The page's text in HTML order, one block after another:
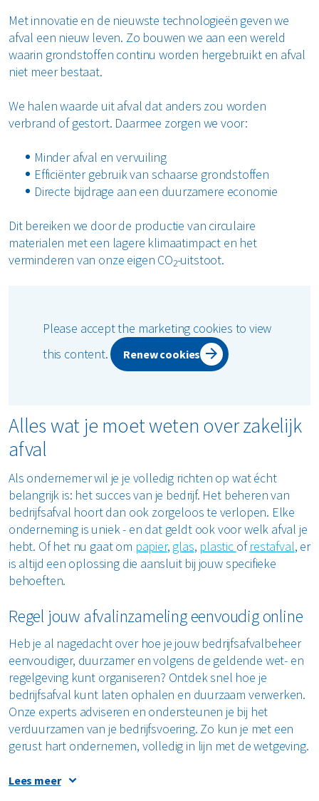
Met innovatie en de nieuwste technologieën geven we
afval een nieuw leven. Zo bouwen we aan een wereld
waarin grondstoffen continu worden hergebruikt en afval
niet meer bestaat.
We halen waarde uit afval dat anders zou worden
verbrand of gestort. Daarmee zorgen we voor:
Minder afval en vervuiling
Efficiënter gebruik van schaarse grondstoffen
Directe bijdrage aan een duurzamere economie
Dit bereiken we door de productie van circulaire
materialen met een lagere klimaatimpact en het
verminderen van onze eigen CO2-uitstoot.
Please accept the marketing cookies to view
this content.
Renew cookies
Alles wat je moet weten over zakelijk
afval
Als ondernemer wil je je volledig richten op wat écht
belangrijk is: het succes van je bedrijf. Het beheren van
bedrijfsafval hoort dan ook zorgeloos te verlopen. Elke
onderneming is uniek - en dat geldt ook voor welk afval je
hebt. Of het nu gaat om papier, glas, plastic ofrestafval, er
is altijd een oplossing die aansluit bij jouw specifieke
behoeften.
Regel jouw afvalinzameling eenvoudig online
Heb je al nagedacht over hoe je jouw bedrijfsafvalbeheer
eenvoudiger, duurzamer en volgens de geldende wet- en
regelgeving kunt organiseren? Ontdek snel hoe je
bedrijfsafval kunt laten ophalen en duurzaam verwerken.
Onze experts adviseren en ondersteunen je bij het
verduurzamen van je bedrijfsvoering. Zo kun je met een
gerust hart ondernemen, volledig in lijn met de wetgeving.
Met een bedrijfsafvalcontainer die afgestemd is op jouw
Lees meer